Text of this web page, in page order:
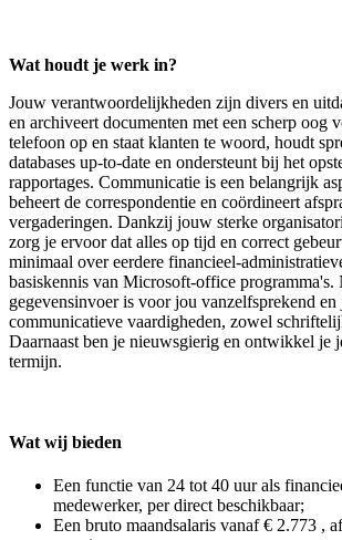
Wat houdt je werk in?
Jouw verantwoordelijkheden zijn divers en
en archiveert documenten met een scherp oog
telefoon op en staat klanten te woord, houdt
databases up-to-date en ondersteunt bij het
rapportages. Communicatie is een belangrijk
beheert de correspondentie en coördineert
vergaderingen. Dankzij jouw sterke
zorg je ervoor dat alles op tijd en correct
minimaal over eerdere financieel-
basiskennis van Microsoft-office
gegevensinvoer is voor jou vanzelfsprekend en
communicatieve vaardigheden, zowel
Daarnaast ben je nieuwsgierig en ontwikkel je
termijn.
Wat wij bieden
Een functie van 24 tot 40 uur als
medewerker, per direct beschikbaar;
Een bruto maandsalaris vanaf € 2.773 ,